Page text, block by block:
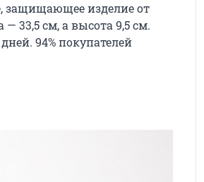
защищающее изделие от
33,5 см, а высота 9,5 см.
94% покупателей